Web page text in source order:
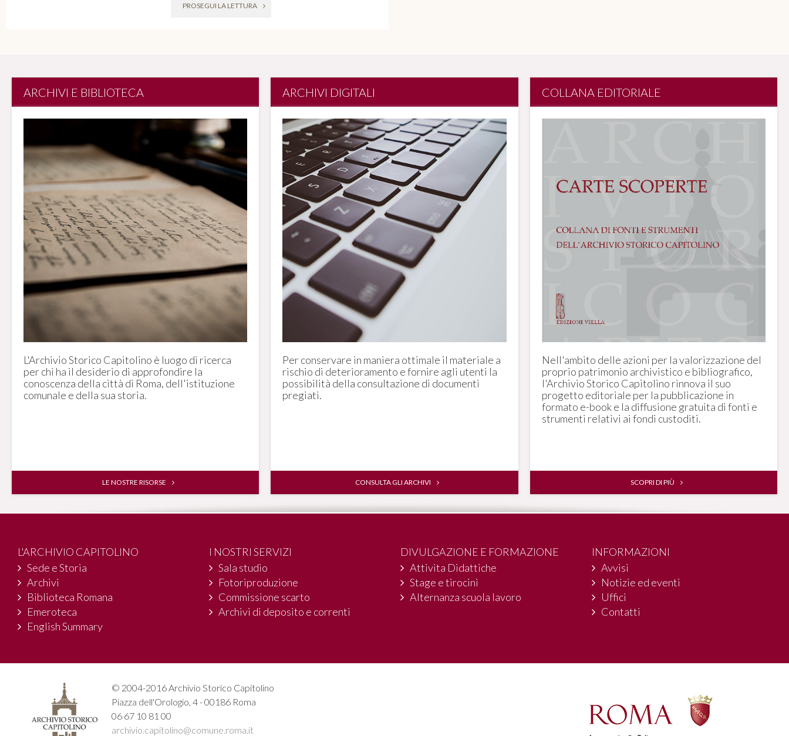
PROSEGUI LA LETTURA
ARCHIVI E BIBLIOTECA
L'Archivio Storico Capitolino è luogo di ricerca
per chi ha il desiderio di approfondire la
conoscenza della città di Roma, dell'istituzione
comunale e della sua storia.
LE NOSTRE RISORSE
ARCHIVI DIGITALI
Per conservare in maniera ottimale il materiale a
rischio di deterioramento e fornire agli utenti la
possibilità della consultazione di documenti
pregiati.
CONSULTA GLI ARCHIVI
COLLANA EDITORIALE
Nell'ambito delle azioni per la valorizzazione del
proprio patrimonio archivistico e bibliografico,
l'Archivio Storico Capitolino rinnova il suo
progetto editoriale per la pubblicazione in
formato e-book e la diffusione gratuita di fonti e
strumenti relativi ai fondi custoditi.
SCOPRI DI PIÙ
L'ARCHIVIO CAPITOLINO
Sede e Storia
Archivi
Biblioteca Romana
Emeroteca
English Summary
I NOSTRI SERVIZI
Sala studio
Fotoriproduzione
Commissione scarto
Archivi di deposito e correnti
DIVULGAZIONE E FORMAZIONE
Attivita Didattiche
Stage e tirocini
Alternanza scuola lavoro
INFORMAZIONI
Avvisi
Notizie ed eventi
Uffici
Contatti
© 2004-2016 Archivio Storico Capitolino
Piazza dell'Orologio, 4 - 00186 Roma
06 67 10 81 00
archivio.capitolino@comune.roma.it